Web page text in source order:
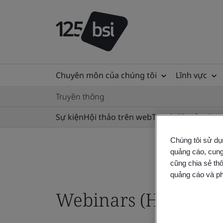
Chuyên môn của chúng tôi Lĩnh vực
Truyền thông
Sự kiệnHội thảo trên webTin tứcTài sản
Webinars (HIDDEN)
Chúng tôi sử
quảng cáo,
cũng chia sẻ
quảng cáo và